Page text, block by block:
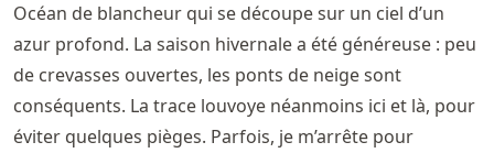
Océan de blancheur qui se découpe sur un ciel d’un
azur profond. La saison hivernale a été généreuse : peu
de crevasses ouvertes, les ponts de neige sont
conséquents. La trace louvoye néanmoins ici et là, pour
éviter quelques pièges. Parfois, je m’arrête pour